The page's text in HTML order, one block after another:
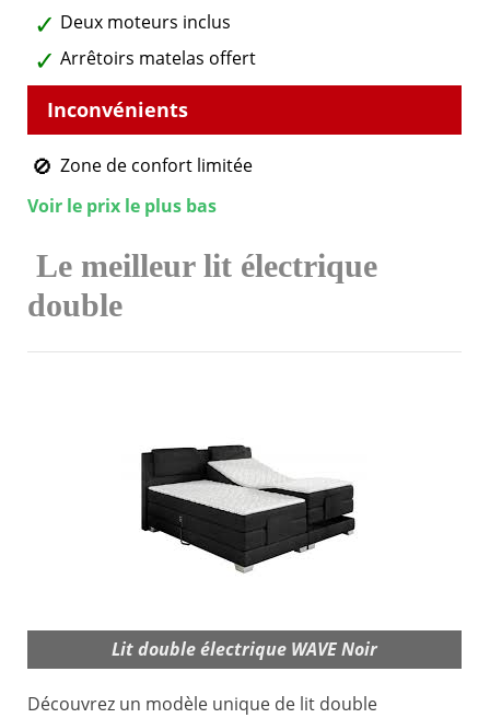
Deux moteurs inclus
Arrêtoirs matelas offert
Zone de confort limitée
Voir le prix le plus bas
Le meilleur lit électrique
double
Lit double électrique WAVE Noir
Découvrez un modèle unique de lit double